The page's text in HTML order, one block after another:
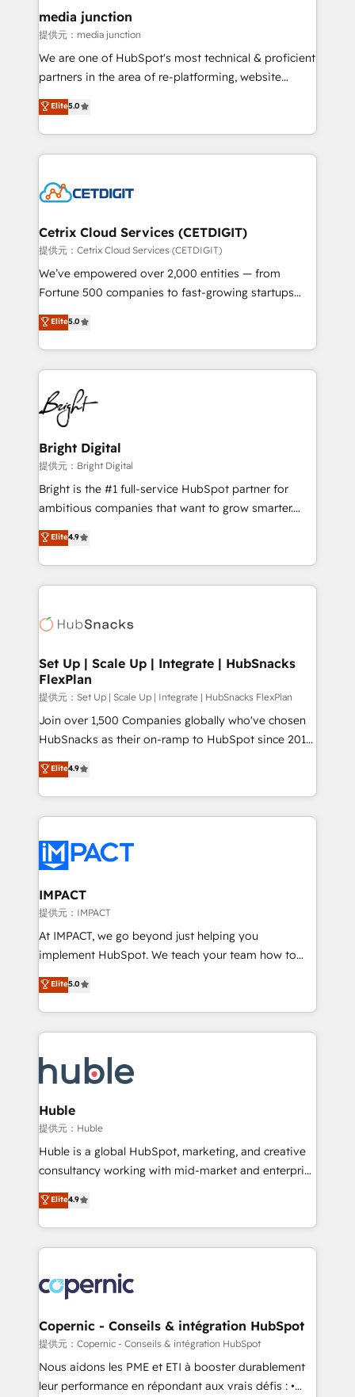
Mexico, USA, and Portugal—we've executed over a
hundred successful operations. Our approach,
rooted in RevOps principles, integrates analysis,
training, planning, and qualification. Leveraging
inbound marketing tactics, we focus on
understanding, nurturing, and converting leads.
competitive market.
media junction
提供元：media junction
We are one of HubSpot's most technical & proficient
partners in the area of re-platforming, website
design & development. We specialize in multi-hub
implementations for mid-market & enterprise
companies. We are woman-owned, powered by
coffee, and we ❤️ dogs. We produce award-winning
Impact Award 🏆2022 Technical Expertise Impact
Award 🏆2020 Elite Solutions Partner 🏆2019
Integrations HubSpot Impact Award 🏆2019
Marketing Enablement HubSpot Impact Award 🏆
2018 Website Design HubSpot Impact Award 🏆2017
Growth-Driven Design Agency of the Year 🏆2016
Sales Enablement HubSpot Impact Award 🏆2015
HubSpot COS Performance Award 🏆2014 HubSpot
COS Design Award 🏆2013 HubSpot Marketplace
Partner 📆Founded in 1997
Elite5.0
Cetrix Cloud Services (CETDIGIT)
提供元：Cetrix Cloud Services (CETDIGIT)
We’ve empowered over 2,000 entities — from
Fortune 500 companies to fast-growing startups
and nonprofits — to streamline operations, scale
revenue, and unlock the full potential of HubSpot.
With deep technical and industry expertise, we fuse
automation, integration, and AI innovation to deliver
lasting impact. We specialize in: • Turnkey and end-
to-end HubSpot implementations • Onboarding for
Sales, Service, Marketing & Content Hubs • AI voice
and chat agents, predictive automation, and smart
workflows • Salesforce + HubSpot integration •
RevOps and AI-driven sales enablement • Website
design and CMS development • ERP integration: SAP,
and CRM migration from any platform •
Client/member portals built on HubSpot • Custom
WooCommerce, BuilderTrend, and more Experience
the difference — reach out to see how AI + HubSpot
Elite5.0
Bright Digital
提供元：Bright Digital
Bright is the #1 full-service HubSpot partner for
ambitious companies that want to grow smarter.
From HubSpot onboarding, to training, from
developing a new website to lead generation and
digital marketing; we do it all (and with great
results)! In short, our services include: - HubSpot
HubSpot development: websites, custom modules,
marketing, advertising, campaigns, content and
design We connect people, data and technology to
improve customer experiences. With our bright
people, exciting ideas and can-do mentality, we
ensure revenue growth on a daily basis. So tell us
team of 100+ experts is ready for you! Driving digital
growth | www.brightdigital.com
Elite4.9
Set Up | Scale Up | Integrate | HubSnacks
FlexPlan
提供元：Set Up | Scale Up | Integrate | HubSnacks FlexPlan
Join over 1,500 Companies globally who've chosen
HubSnacks as their on-ramp to HubSpot since 2014
Simple pay-as-you-go plans that accelerate value...
1️⃣ Set Up | Onboarding New or Check-fixing existing
HubSpot portals 2️⃣ Scale Up | 100% HubSpot Task
Execution... Global 24/7 ... All Experts 3️⃣ Integrate |
Slash months from your API Integration project... ⬅️
Click "Contact Business" ⬅️ to access 150+ Kickstart
Integration templates that put HubSpot in the center
of your tech stack, syncing... 🛍️ Shopify or
WooCommerce 💲 Stripe or Paypal 💰 Sage or
Netsuite 🤖 Google or Microsoft ✍️ DocuSign or
the rare Advanced "Custom Integrations"
Accreditation, securely sync data across... 🔄 any
new HubSpot portal with Advanced Website and
CRM Migrations using our in-house "HubScrub" Tool.
Elite4.9
IMPACT
提供元：IMPACT
At IMPACT, we go beyond just helping you
implement HubSpot. We teach your team how to
master it. As the creators of the Endless Customers
System™ (the next evolution of They Ask, You
Answer), we’re the only HubSpot partner built
entirely around coaching and training. That means
skills, processes, and internal team you need to
attract the right buyers, close deals faster, and grow
without outside dependencies. You’ll learn how to: •
Set up, audit, and organize your HubSpot portal •
Get your sales team fully using HubSpot • Track
pipeline and revenue across the entire buyer journey
growth • Create content and videos that attract
buyers • Use AI to scale smarter Our coaching-led
lasts. So if you're ready to become the most trusted
voice in your market, let’s talk.
Elite5.0
Huble
提供元：Huble
Huble is a global HubSpot, marketing, and creative
consultancy working with mid-market and enterprise
businesses. We go beyond implementation, shaping
the strategy, processes, and teams that turn
HubSpot into a genuine growth engine. Named
HubSpot's Global Partner of the Year in 2024,
worldwide, and with over 15 years in the ecosystem,
Huble has built a track record that speaks for itself.
One company, one operating model, delivering
across offices and consulting teams in the UK, USA,
Canada, Germany, France, Belgium, Singapore, and
South Africa. Certified compliant with ISO/IEC
Elite4.9
Copernic - Conseils & intégration HubSpot
提供元：Copernic - Conseils & intégration HubSpot
Nous aidons les PME et ETI à booster durablement
leur performance en répondant aux vrais défis : •